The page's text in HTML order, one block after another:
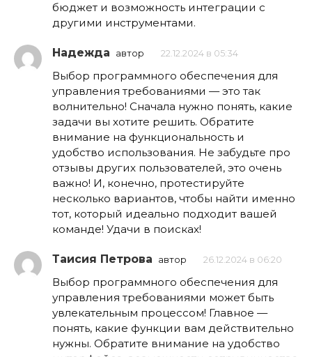
бюджет и возможность интеграции с
другими инструментами.
Надежда автор 22.12.2024 в 05:34
Выбор программного обеспечения для
управления требованиями — это так
волнительно! Сначала нужно понять, какие
задачи вы хотите решить. Обратите
внимание на функциональность и
удобство использования. Не забудьте про
отзывы других пользователей, это очень
важно! И, конечно, протестируйте
несколько вариантов, чтобы найти именно
тот, который идеально подходит вашей
команде! Удачи в поисках!
Таисия Петрова автор 26.12.2024 в 06:20
Выбор программного обеспечения для
управления требованиями может быть
увлекательным процессом! Главное —
понять, какие функции вам действительно
нужны. Обратите внимание на удобство